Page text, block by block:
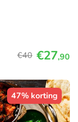
€40 €27,90
47% korting